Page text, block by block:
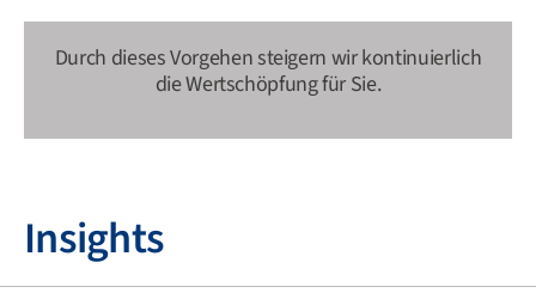
Durch dieses Vorgehen steigern wir kontinuierlich
die Wertschöpfung für Sie.
Insights